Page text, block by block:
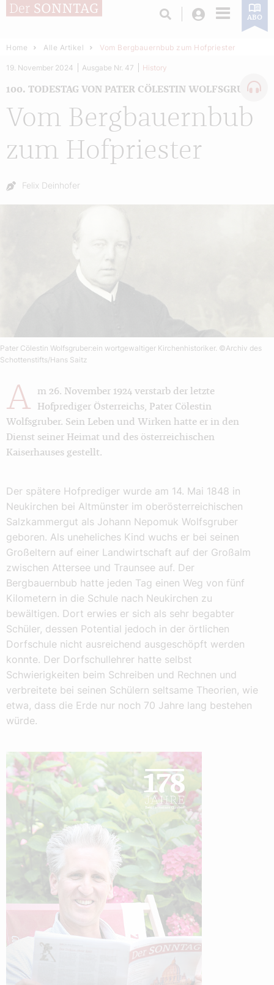
Login ABO
Home Alle Artikel Vom Bergbauernbub zum Hofpriester
Vom Bergbauernbub
zum Hofpriester
100. TODESTAG VON PATER CÖLESTIN WOLFSGRUBER
19. November 2024 Ausgabe Nr. 47 History
Autor:
Felix Deinhofer
Pater Cölestin Wolfsgruber:ein wortgewaltiger Kirchenhistoriker. ©Archiv des
Schottenstifts/Hans Saitz
A
m 26. November 1924 verstarb der letzte
Hofprediger Österreichs, Pater Cölestin
Wolfsgruber. Sein Leben und Wirken hatte er in den
Dienst seiner Heimat und des österreichischen
Kaiserhauses gestellt.
Der spätere Hofprediger wurde am 14. Mai 1848 in
Neukirchen bei Altmünster im oberösterreichischen
Salzkammergut als Johann Nepomuk Wolfsgruber
geboren. Als uneheliches Kind wuchs er bei seinen
Großeltern auf einer Landwirtschaft auf der Großalm
zwischen Attersee und Traunsee auf. Der
Bergbauernbub hatte jeden Tag einen Weg von fünf
Kilometern in die Schule nach Neukirchen zu
bewältigen. Dort erwies er sich als sehr begabter
Schüler, dessen Potential jedoch in der örtlichen
Dorfschule nicht ausreichend ausgeschöpft werden
konnte. Der Dorfschullehrer hatte selbst
Schwierigkeiten beim Schreiben und Rechnen und
verbreitete bei seinen Schülern seltsame Theorien, wie
etwa, dass die Erde nur noch 70 Jahre lang bestehen
würde.